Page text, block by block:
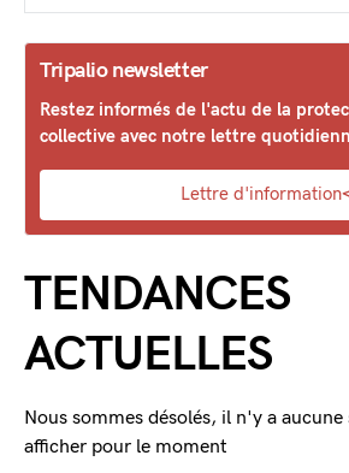
Tripalio newsletter
Restez informés de l'actu de la
collective avec notre lettre
Lettre d'information
TENDANCES
ACTUELLES
Nous sommes désolés, il n'y a
afficher pour le moment